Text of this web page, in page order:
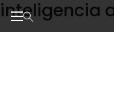
Skip
to
the
inteligencia